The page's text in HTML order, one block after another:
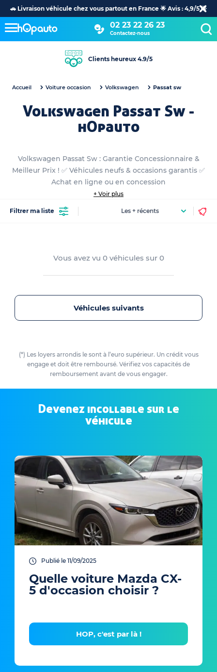
🚗 Livraison véhicule chez vous partout en France 🌟 Avis : 4,9/5 🌟
02 23 22 26 23
Contactez-nous
Clients heureux 4.9/5
Accueil Voiture occasion Volkswagen Passat sw
Volkswagen Passat Sw -
hOpauto
Volkswagen Passat Sw : Garantie Concessionnaire &
Meilleur Prix ! ✅ Véhicules neufs & occasions garantis ✅
Achat en ligne ou en concession
+ Voir plus
Filtrer ma liste
Vous avez vu 0 véhicules sur 0
Véhicules suivants
(*) Les loyers arrondis le sont à l’euro supérieur. Un crédit vous
engage et doit être remboursé. Vérifiez vos capacités de
remboursement avant de vous engager.
Devenez incollable sur le
véhicule
Publié le 11/09/2025
Quelle voiture Mazda CX-
5 d'occasion choisir ?
HOP, c'est par là !